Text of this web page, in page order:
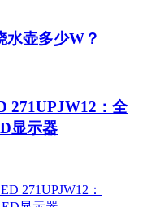
水壶多少W？
271UPJW12：全
显示器